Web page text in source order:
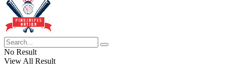
No Result
View All Result